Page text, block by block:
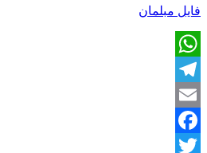
فایل مبلمان
WhatsApp
Telegram
Email
Facebook